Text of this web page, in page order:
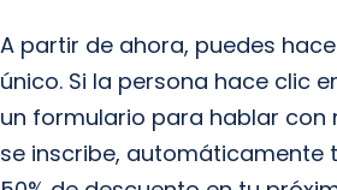
A partir de ahora, puedes
único. Si la persona hace clic
un formulario para hablar con
se inscribe, automáticamente